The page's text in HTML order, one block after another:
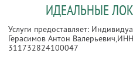
ИДЕАЛЬНЫЕ
Услуги предоставляет:
Герасимов Антон Валерьевич,
311732824100047